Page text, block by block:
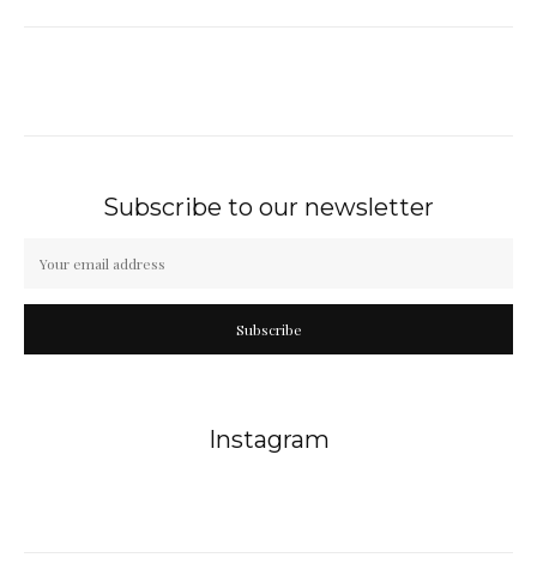
Subscribe to our newsletter
Subscribe
Instagram